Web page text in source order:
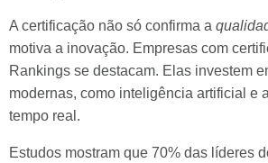
A certificação não só confirma a
motiva a inovação. Empresas com
Rankings se destacam. Elas investem
modernas, como inteligência artificial e
tempo real.
Estudos mostram que 70% das líderes